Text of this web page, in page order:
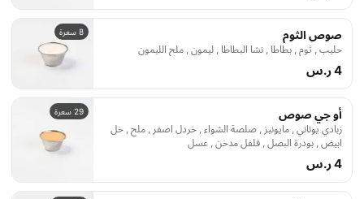
8 سعرة صوص الثوم
حليب , ثوم , بطاطا , نشا البطاطا , ليمون , ملح الليمون
4 ر.س
29 سعرة أو جي صوص
زبادي يوناني , مايونيز , صلصة الشواء , خردل اصفر , ملح , خل
ابيض , بودرة البصل , فلفل مدخن , عسل
4 ر.س